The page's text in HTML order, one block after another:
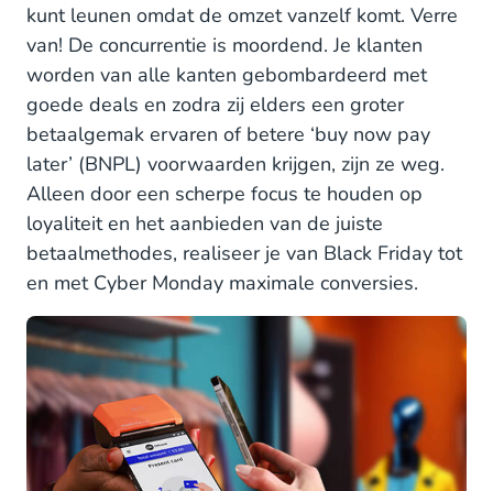
kunt leunen omdat de omzet vanzelf komt. Verre
van! De concurrentie is moordend. Je klanten
worden van alle kanten gebombardeerd met
goede deals en zodra zij elders een groter
betaalgemak ervaren of betere ‘buy now pay
later’ (BNPL) voorwaarden krijgen, zijn ze weg.
Alleen door een scherpe focus te houden op
loyaliteit en het aanbieden van de juiste
betaalmethodes, realiseer je van Black Friday tot
en met Cyber Monday maximale conversies.